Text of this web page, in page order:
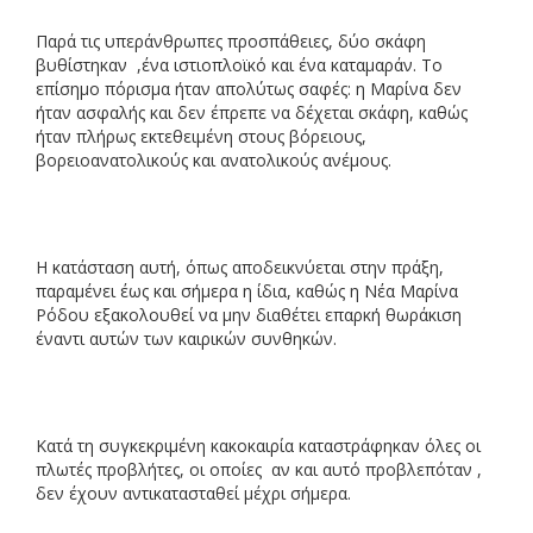
Παρά τις υπεράνθρωπες προσπάθειες, δύο σκάφη
βυθίστηκαν ,ένα ιστιοπλοϊκό και ένα καταμαράν. Το
επίσημο πόρισμα ήταν απολύτως σαφές: η Μαρίνα δεν
ήταν ασφαλής και δεν έπρεπε να δέχεται σκάφη, καθώς
ήταν πλήρως εκτεθειμένη στους βόρειους,
βορειοανατολικούς και ανατολικούς ανέμους.
Η κατάσταση αυτή, όπως αποδεικνύεται στην πράξη,
παραμένει έως και σήμερα η ίδια, καθώς η Νέα Μαρίνα
Ρόδου εξακολουθεί να μην διαθέτει επαρκή θωράκιση
έναντι αυτών των καιρικών συνθηκών.
Κατά τη συγκεκριμένη κακοκαιρία καταστράφηκαν όλες οι
πλωτές προβλήτες, οι οποίες αν και αυτό προβλεπόταν ,
δεν έχουν αντικατασταθεί μέχρι σήμερα.